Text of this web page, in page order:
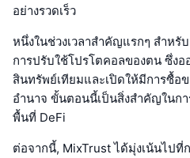
อย่างรวดเร็ว
หนึ่งในช่วงเวลาสำคัญแรกๆ สำห
การปรับใช้โปรโตคอลของตน ซึ่งอ
สินทรัพย์เทียมและเปิดให้มีการซื้อ
อำนาจ ขั้นตอนนี้เป็นสิ่งสำคัญในก
พื้นที่ DeFi
ต่อจากนี้, MixTrust ได้มุ่งเน้นไปที่